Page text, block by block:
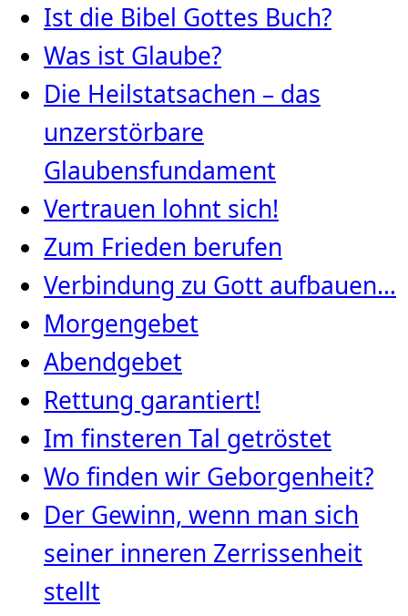
Ist die Bibel Gottes Buch?
Was ist Glaube?
Die Heilstatsachen – das
unzerstörbare
Glaubensfundament
Vertrauen lohnt sich!
Zum Frieden berufen
Verbindung zu Gott aufbauen…
Morgengebet
Abendgebet
Rettung garantiert!
Im finsteren Tal getröstet
Wo finden wir Geborgenheit?
Der Gewinn, wenn man sich
seiner inneren Zerrissenheit
stellt